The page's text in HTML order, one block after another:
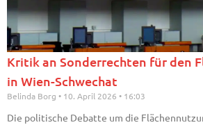
Kritik an Sonderrechten für den
in Wien-Schwechat
Belinda Borg 10. April 2026 16:03
Die politische Debatte um die